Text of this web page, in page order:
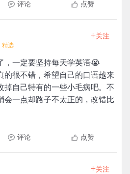
评论 点赞
精选
+关注
，一定要坚持每天学英语😭
的很不错，希望自己的口语越来
掉自己特有的一些小毛病吧。不
会一点却路子不太正的，改错比
评论 点赞
+关注